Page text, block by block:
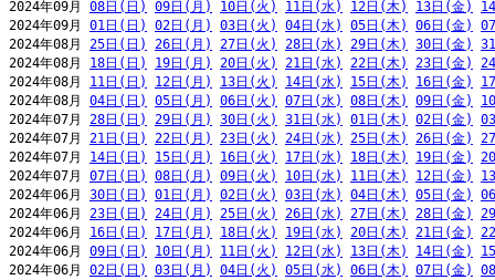
2024年09月 08日(日) 09日(月) 10日(火) 11日(水) 12日(木) 13日(金)
2024年09月 01日(日) 02日(月) 03日(火) 04日(水) 05日(木) 06日(金)
2024年08月 25日(日) 26日(月) 27日(火) 28日(水) 29日(木) 30日(金)
2024年08月 18日(日) 19日(月) 20日(火) 21日(水) 22日(木) 23日(金)
2024年08月 11日(日) 12日(月) 13日(火) 14日(水) 15日(木) 16日(金)
2024年08月 04日(日) 05日(月) 06日(火) 07日(水) 08日(木) 09日(金)
2024年07月 28日(日) 29日(月) 30日(火) 31日(水) 01日(木) 02日(金)
2024年07月 21日(日) 22日(月) 23日(火) 24日(水) 25日(木) 26日(金)
2024年07月 14日(日) 15日(月) 16日(火) 17日(水) 18日(木) 19日(金)
2024年07月 07日(日) 08日(月) 09日(火) 10日(水) 11日(木) 12日(金)
2024年06月 30日(日) 01日(月) 02日(火) 03日(水) 04日(木) 05日(金)
2024年06月 23日(日) 24日(月) 25日(火) 26日(水) 27日(木) 28日(金)
2024年06月 16日(日) 17日(月) 18日(火) 19日(水) 20日(木) 21日(金)
2024年06月 09日(日) 10日(月) 11日(火) 12日(水) 13日(木) 14日(金)
2024年06月 02日(日) 03日(月) 04日(火) 05日(水) 06日(木) 07日(金)